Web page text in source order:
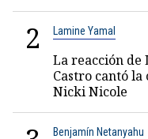
2 Lamine Yamal
La reacción de
Castro cantó
Nicki Nicole
Benjamín Netanyahu